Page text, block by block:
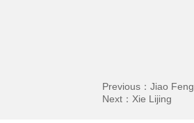
Previous： Jiao Feng
Next： Xie Lijing